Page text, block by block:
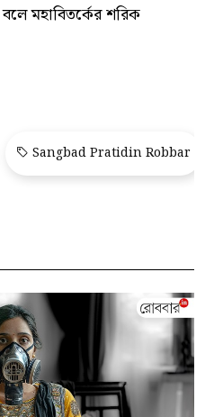
মহাবিতর্কের শরিক
Sangbad Pratidin Robbar